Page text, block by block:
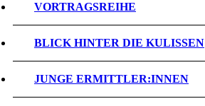
VORTRAGSREIHE
BLICK HINTER DIE KULISSEN
JUNGE ERMITTLER:INNEN